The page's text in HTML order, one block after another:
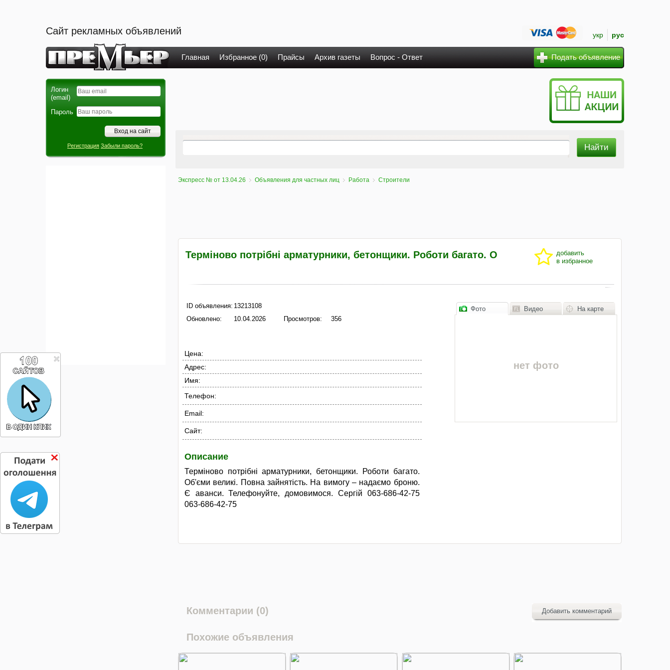
Сайт рекламных объявлений укр рус
Главная Избранное (0) Прайсы Архив газеты Вопрос - Ответ Подать объявление
Логин
(email)
Пароль
Регистрация Забыли пароль?
Экспресс № от 13.04.26 Объявления для частных лиц Работа Строители
Терміново потрібні арматурники, бетонщики. Роботи багато. О
добавить
в избранное
ID объявления: 13213108
Обновлено:
10.04.2026 Просмотров: 356
Цена:
Адрес:
Имя:
Телефон:
Email:
Сайт:
Описание
Терміново потрібні арматурники, бетонщики. Роботи багато.
Об'єми великі. Повна зайнятість. На вимогу – надаємо броню.
Є аванси. Телефонуйте, домовимося. Сергій 063-686-42-75
063-686-42-75
Фото Видео На карте
нет фото
Комментарии (0) Добавить комментарий
Похожие объявления